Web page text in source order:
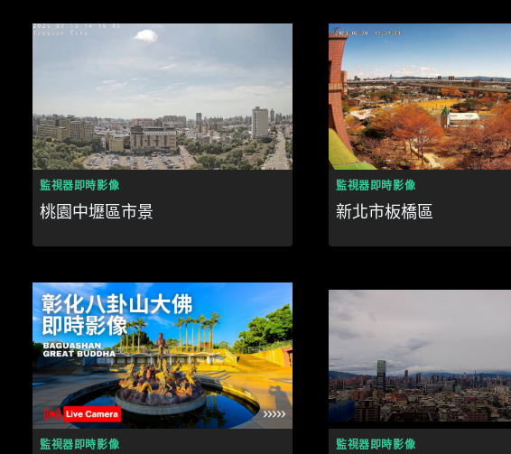
監視器即時影像
桃園中壢區市景
監視器即時影像
新北市板橋區
監視器即時影像 監視器即時影像